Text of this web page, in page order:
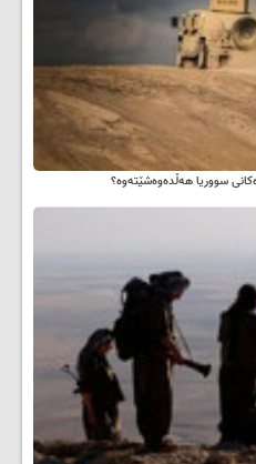
سووریا هەڵدەوەشێتەوە؟